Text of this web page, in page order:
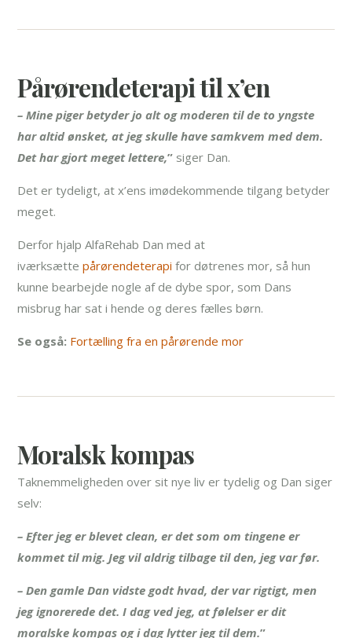
Pårørendeterapi til x’en
– Mine piger betyder jo alt og moderen til de to yngste
har altid ønsket, at jeg skulle have samkvem med dem.
Det har gjort meget lettere,” siger Dan.
Det er tydeligt, at x’ens imødekommende tilgang betyder
meget.
Derfor hjalp AlfaRehab Dan med at
iværksætte pårørendeterapi for døtrenes mor, så hun
kunne bearbejde nogle af de dybe spor, som Dans
misbrug har sat i hende og deres fælles børn.
Se også: Fortælling fra en pårørende mor
Moralsk kompas
Taknemmeligheden over sit nye liv er tydelig og Dan siger
selv:
– Efter jeg er blevet clean, er det som om tingene er
kommet til mig. Jeg vil aldrig tilbage til den, jeg var før.
– Den gamle Dan vidste godt hvad, der var rigtigt, men
jeg ignorerede det. I dag ved jeg, at følelser er dit
moralske kompas og i dag lytter jeg til dem.”